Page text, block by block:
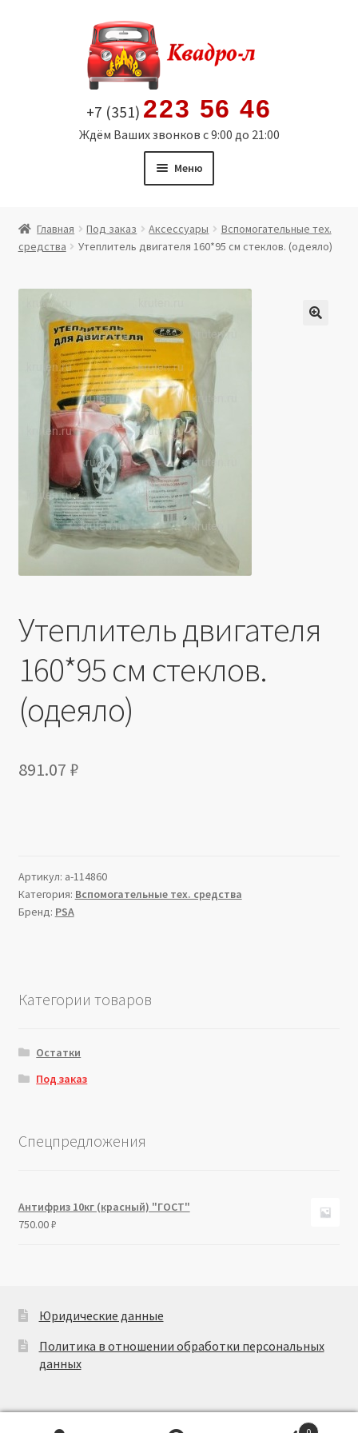
содержимому
+7 (351) 223 56 46
Ждём Ваших звонков с 9:00 до 21:00
Меню
Витрина
Мой аккаунт
Политика в отношении обработки персональных
данных
Производители
Юридические данные
Главная Под заказ Аксессуары
Вспомогательные тех.
средства
Утеплитель двигателя 160*95 см стеклов. (одеяло)
Утеплитель двигателя
160*95 см стеклов.
(одеяло)
891.07 ₽
Артикул: a-114860
Категория: Вспомогательные тех. средства
Бренд: PSA
Категории товаров
Остатки
Под заказ
Спецпредложения
Антифриз 10кг (красный) "ГОСТ"
750.00₽
Юридические данные
Политика в отношении обработки персональных
данных